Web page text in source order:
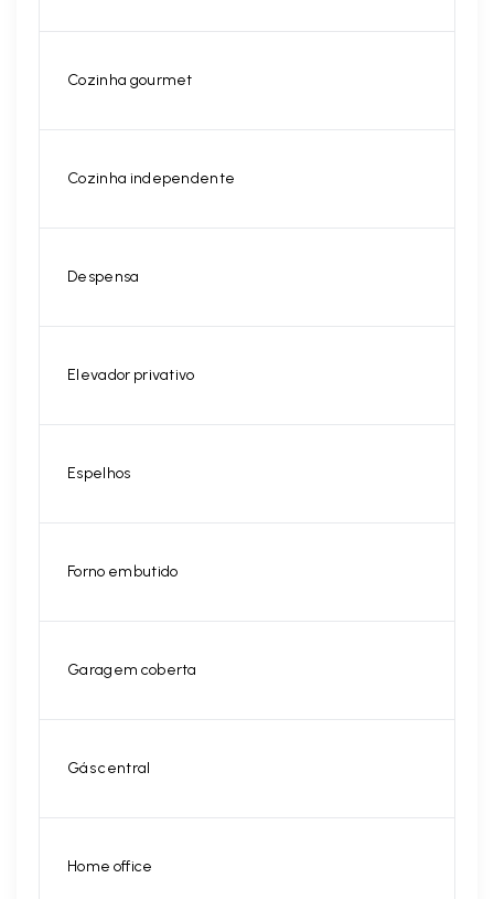
Cozinha gourmet
Cozinha independente
Despensa
Elevador privativo
Espelhos
Forno embutido
Garagem coberta
Gás central
Home office